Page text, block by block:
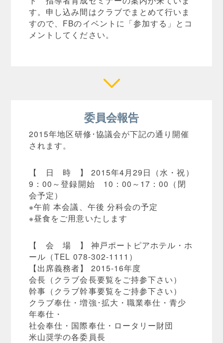
す。申し込み間はクラブでまとめて行いま
すので、FBのイベントに「参加する」とコ
メントしてください。
委員会報告
2015年地区研修･協議会が下記の通り開催
されます。
【 日 時 】 2015年4月29日（水・祝）
9：00～登録開始 10：00～17：00（閉
会予定）
※午前 本会議、午後 分科会の予定
※昼食をご用意いたします
【 会 場 】 神戸ポートピアホテル・ホ
ール（TEL 078-302-1111）
【出席義務者】 2015-16年度
会長（クラブ会長要覧をご持参下さい）
幹事（クラブ幹事要覧をご持参下さい）
クラブ奉仕・増強･拡大・職業奉仕・青少
年奉仕・
社会奉仕・国際奉仕・ロータリー財団
米山奨学の各委員長